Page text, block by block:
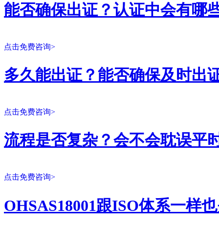
能否确保出证？认证中会有哪
点击免费咨询>
多久能出证？能否确保及时出
点击免费咨询>
流程是否复杂？会不会耽误平
点击免费咨询>
OHSAS18001跟ISO体系一样